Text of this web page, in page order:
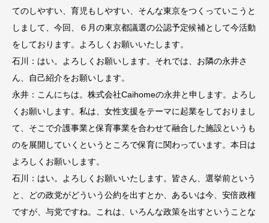
てのしやすい、育児もしやすい、そんな東京をつくっていこうと
しまして、今回、６月の東京都議選の公認予定候補として今活動
をしております。よろしくお願いいたします。
石川：はい。よろしくお願いします。それでは、お隣の永井さ
ん、自己紹介をお願いします。
永井：こんにちは。株式会社Caihomeの永井と申します。よろし
くお願いします。私は、女性支援をテーマに起業をしておりまし
て、そこで介護事業と保育事業を合わせて融合した施設というも
のを展開していくというところで保育に関わっています。本日は
よろしくお願いします。
石川：はい。よろしくお願いいたします。皆さん、選挙前という
と、どの政党がどういう公約を出すとか、あるいは今、安倍政権
ですが、与党ですね。これは、いろんな政策を出すということな